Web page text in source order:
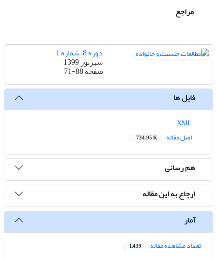
مراجع
دوره 8، شماره 1
شهریور 1399
صفحه71-88
فایل ها
اصل مقاله
734.95 K
هم رسانی
ارجاع به این مقاله
آمار
تعداد مشاهده مقاله 1,439